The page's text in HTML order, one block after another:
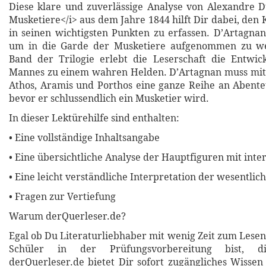
Diese klare und zuverlässige Analyse von Alexandre
Musketiere</i> aus dem Jahre 1844 hilft Dir dabei, den
in seinen wichtigsten Punkten zu erfassen.
um in die Garde der Musketiere aufgenommen zu
Band der Trilogie erlebt die Leserschaft die
Mannes zu einem wahren Helden. D’Artagnan muss
Athos, Aramis und Porthos eine ganze Reihe an
bevor er schlussendlich ein Musketier wird.
In dieser Lektürehilfe sind enthalten:
• Eine vollständige Inhaltsangabe
• Eine übersichtliche Analyse der Hauptfiguren mit
• Eine leicht verständliche Interpretation der
• Fragen zur Vertiefung
Warum derQuerleser.de?
Egal ob Du Literaturliebhaber mit wenig Zeit zum
Schüler in der Prüfungsvorbereitung bist,
derQuerleser.de bietet Dir sofort zugängliches